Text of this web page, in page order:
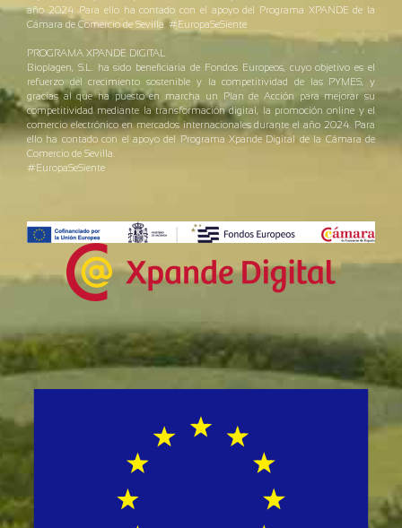
año 2024. Para ello ha contado con el apoyo del Programa XPANDE de la
Cámara de Comercio de Sevilla. #EuropaSeSiente
PROGRAMA XPANDE DIGITAL
Bioplagen, S.L. ha sido beneficiaria de Fondos Europeos, cuyo objetivo es el
refuerzo del crecimiento sostenible y la competitividad de las PYMES, y
gracias al que ha puesto en marcha un Plan de Acción para mejorar su
competitividad mediante la transformación digital, la promoción online y el
comercio electrónico en mercados internacionales durante el año 2024. Para
ello ha contado con el apoyo del Programa Xpande Digital de la Cámara de
Comercio de Sevilla.
#EuropaSeSiente